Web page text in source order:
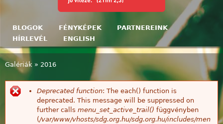
BLOGOK FÉNYKÉPEK
PARTNEREINK
HÍRLEVÉL
ENGLISH
Jelenlegi hely
Galériák » 2016
Hibaüzenet
Deprecated function: The each() function is
deprecated. This message will be suppressed on
further calls menu_set_active_trail() függvényben
(/var/www/vhosts/sdg.org.hu/sdg.org.hu/includes/men